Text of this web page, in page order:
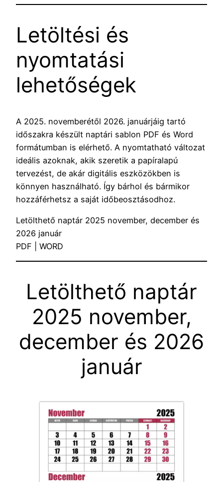
Letöltési és
nyomtatási
lehetőségek
A 2025. novemberétől 2026. januárjáig tartó
időszakra készült naptári sablon PDF és Word
formátumban is elérhető. A nyomtatható változat
ideális azoknak, akik szeretik a papíralapú
tervezést, de akár digitális eszközökben is
könnyen használható. Így bárhol és bármikor
hozzáférhetsz a saját időbeosztásodhoz.
Letölthető naptár 2025 november, december és
2026 január
PDF | WORD
Letölthető naptár
2025 november,
december és 2026
január